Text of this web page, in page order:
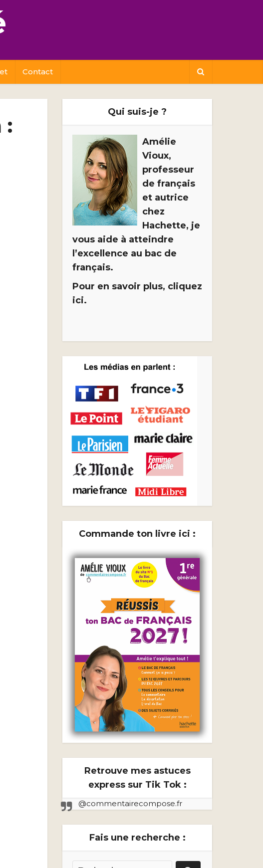
Contact
:
Qui suis-je ?
Amélie
Vioux,
professeur
de français
et autrice
chez
Hachette, je
vous aide à atteindre
l’excellence au bac de
français.
Pour en savoir plus, cliquez
ici.
Commande ton livre ici :
Retrouve mes astuces
express sur Tik Tok :
@commentairecompose.fr
Fais une recherche :